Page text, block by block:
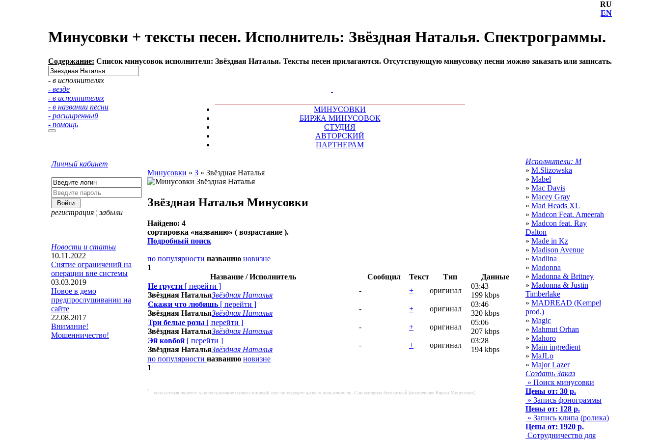
RU
EN
Минусовки + тексты песен. Исполнитель: Звёздная Наталья. Спектрограммы.
Содержание: Список минусовок исполнителя: Звёздная Наталья. Тексты песен прилагаются. Отсутствующую минусовку песни можно заказать или записать.
- в исполнителях
- везде
- в исполнителях
- в названии песни
- расширенный
- помощь
МИНУСОВКИ
БИРЖА МИНУСОВОК
СТУДИЯ
АВТОРСКИЙ
ПАРТНЕРАМ
Личный кабинет
регистрация ¦ забыли
Новости и статьи
10.11.2022
Снятие ограничений на
операции вне системы
03.03.2019
Новое в демо
предпрослушивании на
сайте
22.08.2017
Внимание!
Мошенничество!
Минусовки » З » Звёздная Наталья
Звёздная Наталья Минусовки
Найдено: 4
сортировка «названию» ( возрастание ).
Подробный поиск
по популярности названию новизне
1
Название / Исполнитель
Сообщил Текст Тип
Данные
Не грусти [ перейти ]
Звёздная НатальяЗвёздная Наталья
- + оригинал
03:43
199 kbps
Скажи что любишь [ перейти ]
Звёздная НатальяЗвёздная Наталья
- + оригинал
03:46
320 kbps
Три белые розы [ перейти ]
Звёздная НатальяЗвёздная Наталья
- + оригинал
05:06
207 kbps
Эй ковбой [ перейти ]
Звёздная НатальяЗвёздная Наталья
- + оригинал
03:28
194 kbps
по популярности названию новизне
1
* - цена устанавливается за использование сервиса minusok.com по передаче данных пользователю. Сам материал бесплатный (исключение Биржа Минусовок).
Исполнители: M
» M.Slizowska
» Mabel
» Mac Davis
» Macey Gray
» Mad Heads XL
» Madcon Feat. Ameerah
» Madcon feat. Ray
Dalton
» Made in Kz
» Madison Avenue
» Madlina
» Madonna
» Madonna & Britney
» Madonna & Justin
Timberlake
» MADREAD (Kempel
prod.)
» Magic
» Mahmut Orhan
» Mahoro
» Main ingredient
» MaJLo
» Major Lazer
Создать Заказ
» Поиск минусовки
Цены от: 30 р.
» Запись фонограммы
Цены от: 128 р.
» Запись клипа (ролика)
Цены от: 1920 р.
Сотрудничество для